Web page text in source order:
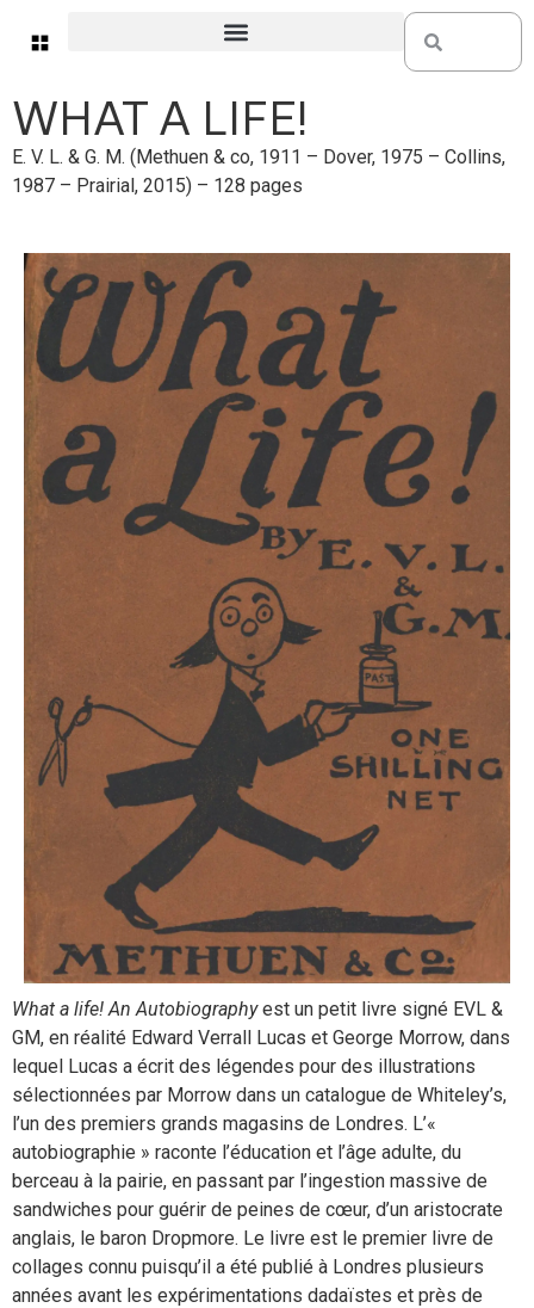
WHAT A LIFE!
E. V. L. & G. M. (Methuen & co, 1911 – Dover, 1975 – Collins,
1987 – Prairial, 2015) – 128 pages
What a life! An Autobiographyest un petit livre signé EVL &
GM, en réalité Edward Verrall Lucas et George Morrow, dans
lequel Lucas a écrit des légendes pour des illustrations
sélectionnées par Morrow dans un catalogue de Whiteley’s,
l’un des premiers grands magasins de Londres. L’«
autobiographie » raconte l’éducation et l’âge adulte, du
berceau à la pairie, en passant par l’ingestion massive de
sandwiches pour guérir de peines de cœur, d’un aristocrate
anglais, le baron Dropmore. Le livre est le premier livre de
collages connu puisqu’il a été publié à Londres plusieurs
années avant les expérimentations dadaïstes et près de